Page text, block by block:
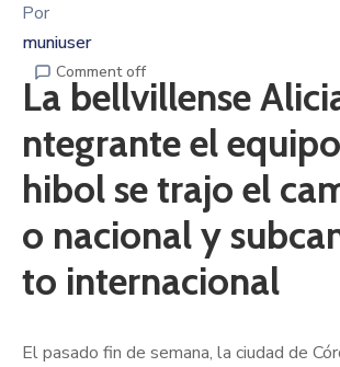
Por
muniuser
Comment off
La bellvillense
ntegrante el
hibol se trajo el
o nacional y
to internacional
El pasado fin de semana, la ciudad de